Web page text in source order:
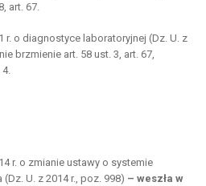
art. 67.
r. o diagnostyce laboratoryjnej (Dz. U. z
brzmienie art. 58 ust. 3, art. 67,
r. o zmianie ustawy o systemie
U. z 2014 r., poz. 998) – weszła w